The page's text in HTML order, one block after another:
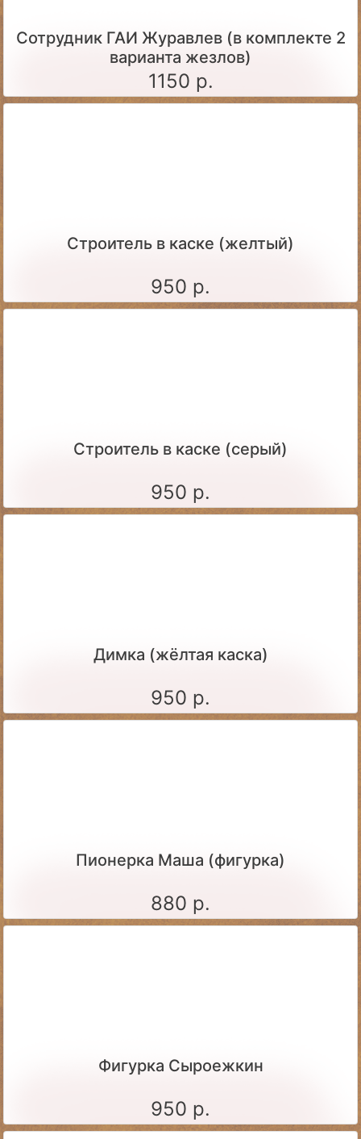
Сотрудник ГАИ Журавлев (в комплекте 2
варианта жезлов)
1150 р.
Строитель в каске (желтый)
950 р.
Строитель в каске (серый)
950 р.
Димка (жёлтая каска)
950 р.
Пионерка Маша (фигурка)
880 р.
Фигурка Сыроежкин
950 р.